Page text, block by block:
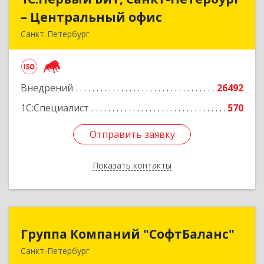
– Центральный офис
Санкт-Петербург
Внедрений
26492
1С:Специалист
570
Отправить заявку
Показать контакты
– Центральный офис
Отправить заявку
Назад
Группа Компаний "СофтБаланс"
Санкт-Петербург
Группа Компаний "СофтБаланс"
195112, Санкт-Петербург г, Заневский пр-кт,